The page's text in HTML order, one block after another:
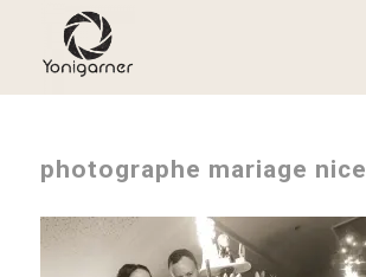
photographe mariage nice